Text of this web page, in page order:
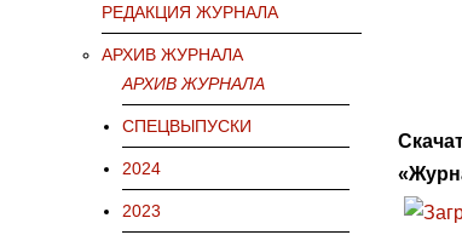
РЕДАКЦИЯ ЖУРНАЛА
АРХИВ ЖУРНАЛА
АРХИВ ЖУРНАЛА
СПЕЦВЫПУСКИ
2024
2023